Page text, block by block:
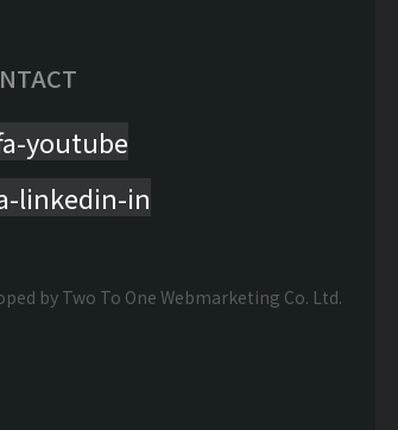
youtube
linkedin-in
byTwo To One Webmarketing Co. Ltd.